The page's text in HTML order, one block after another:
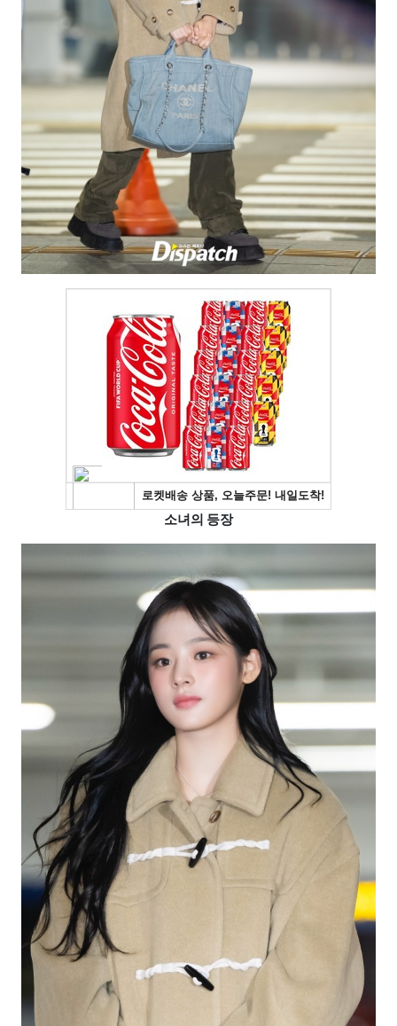
소녀의 등장